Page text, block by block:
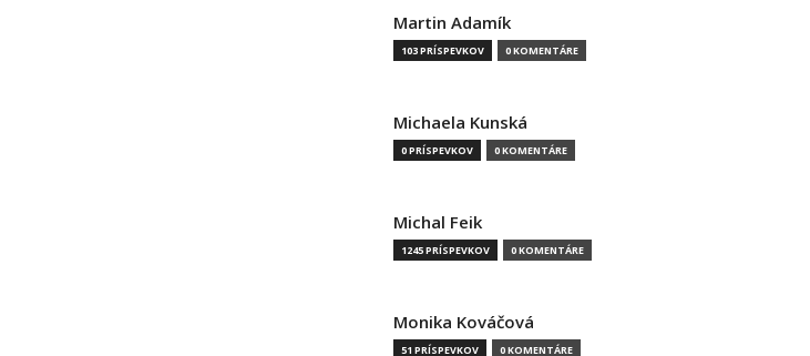
Martin Adamík
103 PRÍSPEVKOV 0 KOMENTÁRE
Michaela Kunská
0 PRÍSPEVKOV 0 KOMENTÁRE
Michal Feik
1245 PRÍSPEVKOV 0 KOMENTÁRE
Monika Kováčová
51 PRÍSPEVKOV 0 KOMENTÁRE